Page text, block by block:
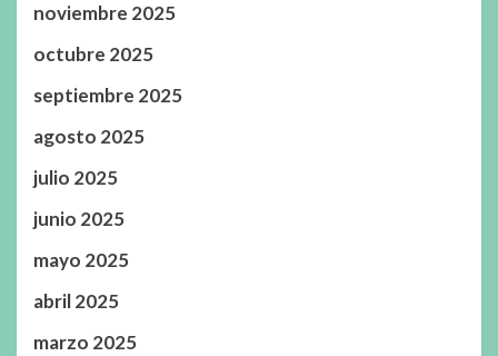
noviembre 2025
octubre 2025
septiembre 2025
agosto 2025
julio 2025
junio 2025
mayo 2025
abril 2025
marzo 2025